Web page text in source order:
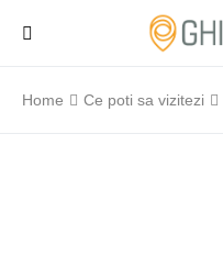
Home Ce poti sa vizitezi